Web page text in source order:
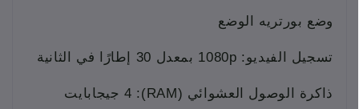
وضع بورتريه الوضع
تسجيل الفيديو: 1080p بمعدل 30 إطارًا في الثانية
ذاكرة الوصول العشوائي (RAM): 4 جيجابايت